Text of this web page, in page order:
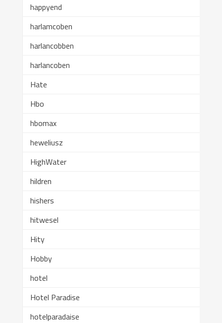
happyend
harlamcoben
harlancobben
harlancoben
Hate
Hbo
hbomax
heweliusz
HighWater
hildren
hishers
hitwesel
Hity
Hobby
hotel
Hotel Paradise
hotelparadaise